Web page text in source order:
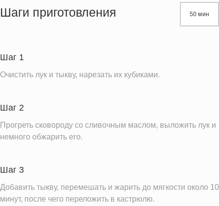
Жиры
Пищевые волокна
Сахар
Фолиевая кислота
26.6 мкг
Шаги приготовления 50 мин
Шаг 1
Очистить лук и тыкву, нарезать их кубиками.
Шаг 2
Прогреть сковороду со сливочным маслом, выложить лук и
немного обжарить его.
Шаг 3
Добавить тыкву, перемешать и жарить до мягкости около 10
минут, после чего переложить в кастрюлю.